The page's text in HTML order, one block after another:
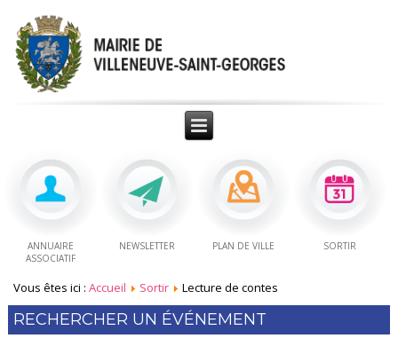
ANNUAIRE
ASSOCIATIF
NEWSLETTER PLAN DE VILLE SORTIR
Vous êtes ici :Accueil Sortir Lecture de contes
RECHERCHER UN ÉVÉNEMENT